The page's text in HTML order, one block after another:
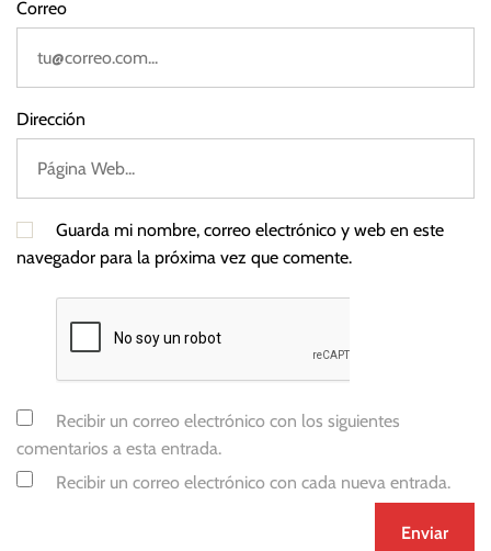
Correo
Dirección
Guarda mi nombre, correo electrónico y web en este
navegador para la próxima vez que comente.
Recibir un correo electrónico con los siguientes
comentarios a esta entrada.
Recibir un correo electrónico con cada nueva entrada.